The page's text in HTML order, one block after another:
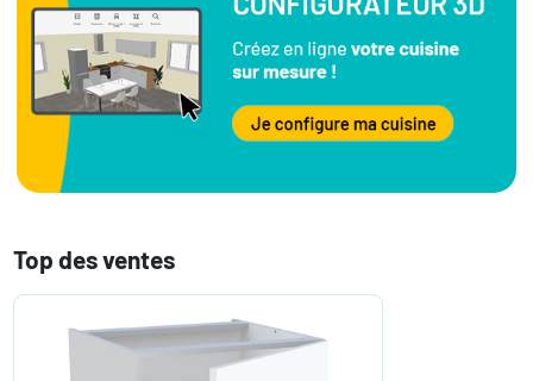
Top des ventes